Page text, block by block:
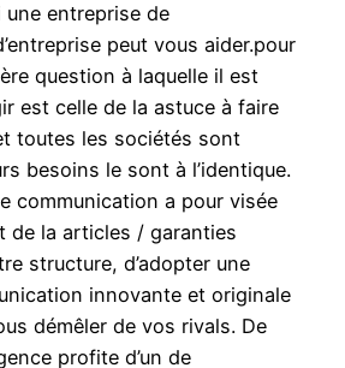
entreprise de
peut vous aider.pour
question à laquelle il est
est celle de la astuce à faire
toutes les sociétés sont
besoins le sont à l’identique.
communication a pour visée
de la articles / garanties
structure, d’adopter une
innovante et originale
démêler de vos rivals. De
profite d’un de